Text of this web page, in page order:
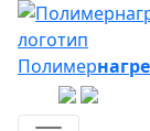
Полимер